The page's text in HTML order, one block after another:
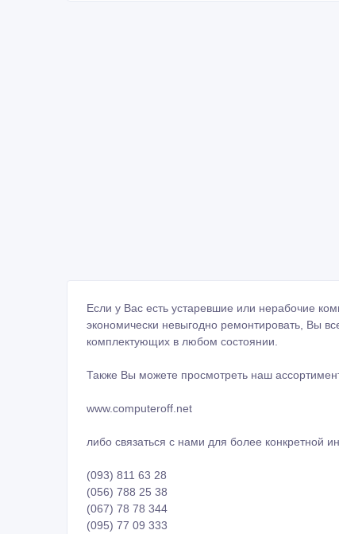
Если у Вас есть устаревшие или нерабочие
экономически невыгодно ремонтировать, Вы
комплектующих в любом состоянии.
Также Вы можете просмотреть наш
www.computeroff.net
либо связаться с нами для более конкретной
(093) 811 63 28
(056) 788 25 38
(067) 78 78 344
(095) 77 09 333